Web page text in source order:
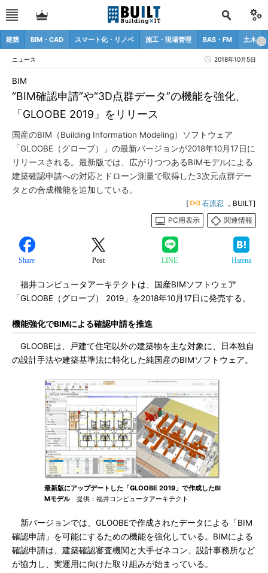
建築 BIM・CAD スマート化・リノベ 施工・現場管理 BAS・FM 土木
ニュース 2018年10月5日
“BIM確認申請”や“3D点群データ”の機能を強化、
「GLOOBE 2019」をリリース
BIM
国産のBIM（Building Information Modeling）ソフトウェア
「GLOOBE（グローブ）」の最新バージョンが2018年10月17日に
リリースされる。最新版では、広がりつつあるBIMモデルによる
建築確認申請への対応とドローン測量で取得した3次元点群デー
タとの合成機能を追加している。
[ 石原忍 ，BUILT]
PC用表示
関連情報
Share Post LINE Hatena
福井コンピュータアーキテクトは、国産BIMソフトウェア
「GLOOBE（グローブ） 2019」を2018年10月17日に発売する。
機能強化でBIMによる確認申請を推進
GLOOBEは、戸建て住宅以外の建築物を主な対象に、日本独自
の設計手法や建築基準法に特化した純国産のBIMソフトウェア。
最新版にアップデートした「GLOOBE 2019」で作成したBI
Mモデル提供：福井コンピュータアーキテクト
新バージョンでは、GLOOBEで作成されたデータによる「BIM
確認申請」を可能にするための機能を強化している。BIMによる
確認申請は、建築確認審査機関と大手ゼネコン、設計事務所など
が協力し、実運用に向けた取り組みが始まっている。